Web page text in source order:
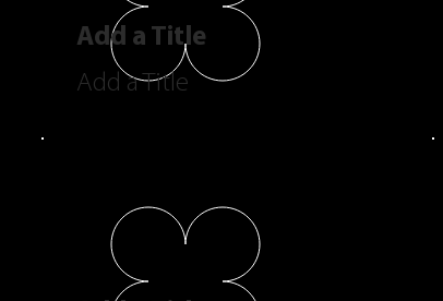
Add a Title
Add a Title